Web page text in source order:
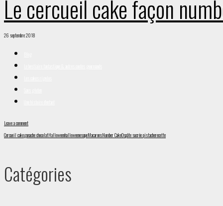
Le cercueil cake façon
26 septembre 2018
Leave a comment
Cercueil cakeganache chocolatHalloweenhalloweenesqueMacaronsNumber CakeOspâte sucrée pistacherecette
Catégories